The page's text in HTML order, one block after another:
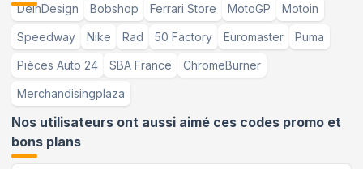
DeinDesign
Bobshop Ferrari Store MotoGP Motoin
Speedway Nike Rad 50 Factory Euromaster Puma
Pièces Auto 24 SBA France ChromeBurner
Merchandisingplaza
Nos utilisateurs ont aussi aimé ces codes promo et
bons plans